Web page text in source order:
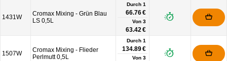
1431W
Cromax Mixing - Grün Blau
LS 0,5L
Durch 1
66.76 €
Von 3
63.42 €
1507W
Cromax Mixing - Flieder
Perlmutt 0,5L
Durch 1
134.89 €
Von 3